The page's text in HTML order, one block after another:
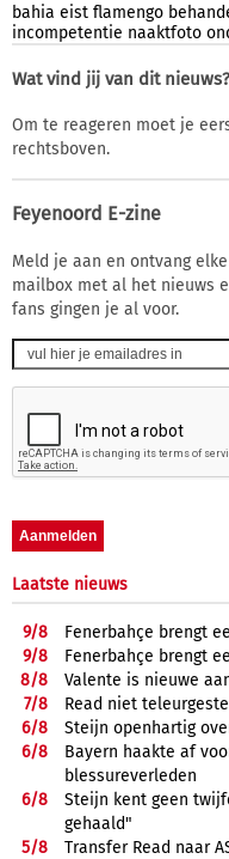
bahia eist flamengo
incompetentie naaktfoto
Wat vind jij van dit nieuws?
Om te reageren moet je
rechtsboven.
Feyenoord E-zine
Meld je aan en ontvang
mailbox met al het nieuws
fans gingen je al voor.
Laatste nieuws
9/8
Fenerbahçe brengt
9/8
Fenerbahçe brengt
8/8
Valente is nieuwe
7/8
Read niet
6/8
Steijn openhartig
6/8
Bayern haakte af
blessureverleden
6/8
Steijn kent geen
gehaald"
5/8
Transfer Read naar